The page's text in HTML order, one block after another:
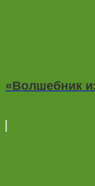
«Волшебник